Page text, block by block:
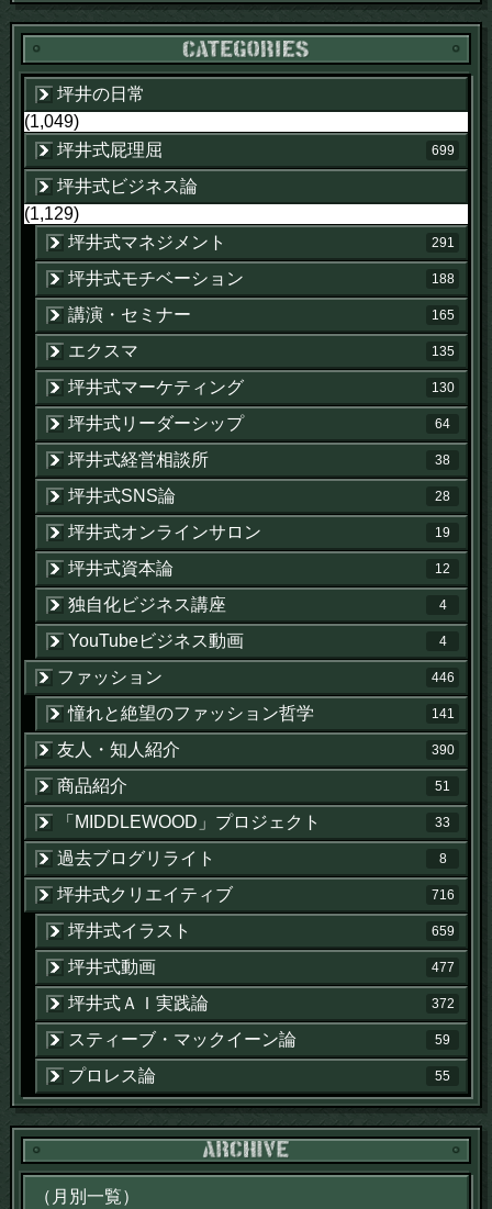
坪井の日常
(1,049)
坪井式屁理屈
699
坪井式ビジネス論
(1,129)
坪井式マネジメント
291
坪井式モチベーション 188
講演・セミナー 165
エクスマ 135
坪井式マーケティング 130
坪井式リーダーシップ 64
坪井式経営相談所 38
坪井式SNS論 28
坪井式オンラインサロン 19
坪井式資本論 12
独自化ビジネス講座 4
YouTubeビジネス動画 4
ファッション 446
憧れと絶望のファッション哲学 141
友人・知人紹介 390
商品紹介 51
「MIDDLEWOOD」プロジェクト 33
過去ブログリライト 8
坪井式クリエイティブ 716
坪井式イラスト 659
坪井式動画 477
坪井式ＡＩ実践論 372
スティーブ・マックイーン論 59
プロレス論 55